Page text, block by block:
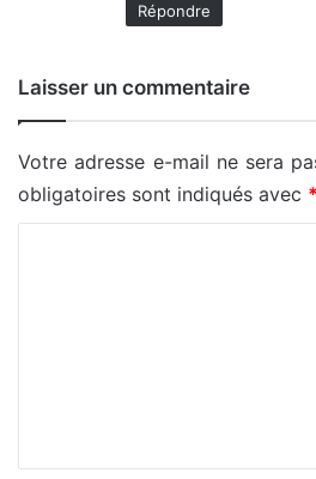
Répondre
Laisser un commentaire
Votre adresse e-mail ne sera
obligatoires sont indiqués avec *